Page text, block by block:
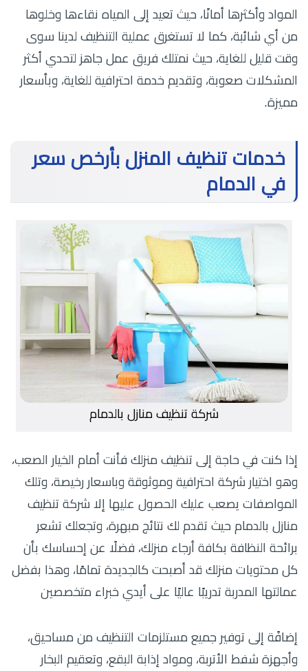
المواد وأكثرها أمانًا، حيث تعيد إلى المياه نقاءها وخلوها
من أي شائبة، كما لا تستغرق عملية التنظيف لدينا سوى
وقت قليل للغاية، حيث نمتلك فريق عمل جاهز لتحدي أكثر
المشكلات صعوبة، وتقديم خدمة احترافية للغاية، وبأسعار
مميزة.
خدمات تنظيف المنزل بأرخص سعر
في الدمام
شركة تنظيف منازل بالدمام
إذا كنت في حاجة إلى تنظيف منزلك فأنت أمام الخيار الصعب،
وهو اختيار شركة احترافية وموثوقة وباسعار رخيصة، وتلك
المواصفات يصعب عليك الحصول عليها إلا شركة تنظيف
منازل بالدمام حيث تقدم لك نتائج مبهرة، وتجعلك تشعر
برائحة النظافة بكافة أرجاء منزلك، فضلًا عن إحساسك بأن
كل محتويات منزلك قد أصبحت كالجديدة تمامًا، وهذا بفضل
عمالتها المدربة تدريبًا عاليًا على أيدي خبراء متخصصين
إضافًة إلى توفير جميع مستلزمات التنظيف من مساحيق،
وأجهزة شفط الأتربة، ومواد إذابة البقع، وتعقيم البخار